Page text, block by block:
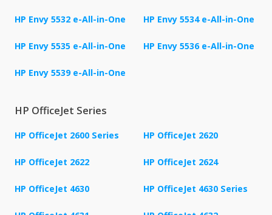
HP Envy 5532 e-All-in-One HP Envy 5534 e-All-in-One
HP Envy 5535 e-All-in-One HP Envy 5536 e-All-in-One
HP Envy 5539 e-All-in-One
HP OfficeJet Series
HP OfficeJet 2600 Series HP OfficeJet 2620
HP OfficeJet 2622 HP OfficeJet 2624
HP OfficeJet 4630 HP OfficeJet 4630 Series